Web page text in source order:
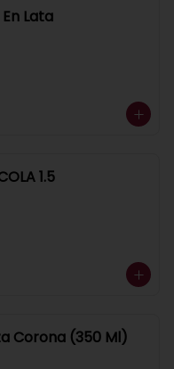
Lata
1.5
Corona (350 Ml)